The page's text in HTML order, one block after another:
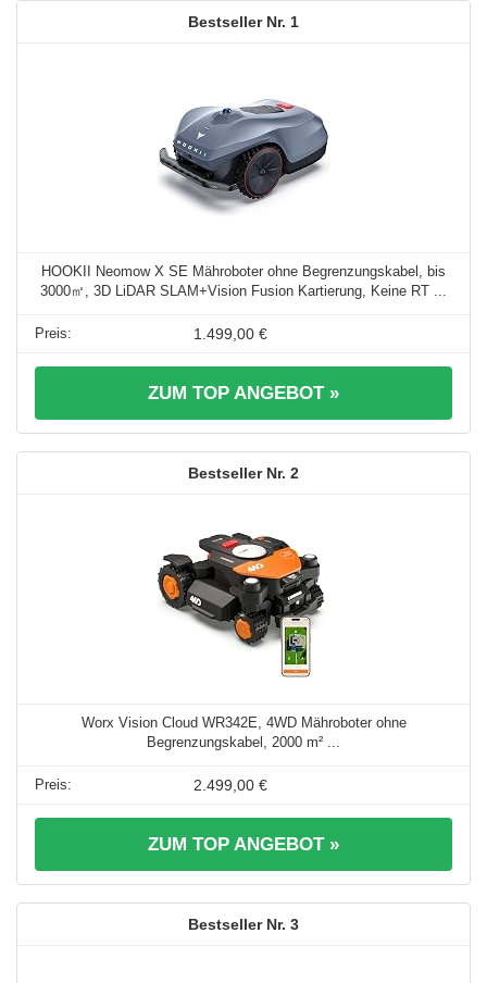
1
HOOKII Neomow X SE Mähroboter ohne Begrenzungskabel, bis
3000㎡, 3D LiDAR SLAM+Vision Fusion Kartierung, Keine RT ...
1.499,00 €
ZUM TOP ANGEBOT »
2
Worx Vision Cloud WR342E, 4WD Mähroboter ohne
Begrenzungskabel, 2000 m² ...
2.499,00 €
ZUM TOP ANGEBOT »
3